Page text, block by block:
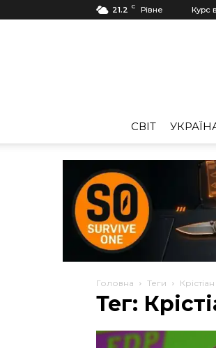
21.2 C Рівне Курс
CВІТ
Головна Теги
Тег: